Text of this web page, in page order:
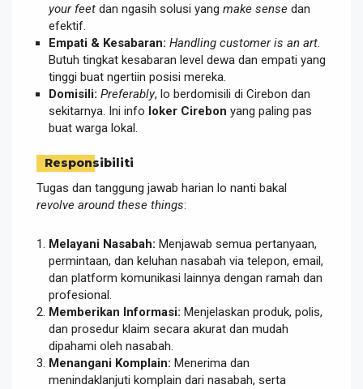
your feet dan ngasih solusi yang make sense dan
efektif.
Empati & Kesabaran: Handling customer is an art
Butuh tingkat kesabaran level dewa dan empati yang
tinggi buat ngertiin posisi mereka.
Domisili: Preferably, lo berdomisili di Cirebon dan
sekitarnya. Ini info loker Cirebon yang paling pas
buat warga lokal.
Responsibiliti
Tugas dan tanggung jawab harian lo nanti bakal
revolve around these things:
Melayani Nasabah: Menjawab semua pertanyaan,
permintaan, dan keluhan nasabah via telepon, email,
dan platform komunikasi lainnya dengan ramah dan
profesional.
Memberikan Informasi: Menjelaskan produk, polis,
dan prosedur klaim secara akurat dan mudah
dipahami oleh nasabah.
Menangani Komplain: Menerima dan
menindaklanjuti komplain dari nasabah, serta